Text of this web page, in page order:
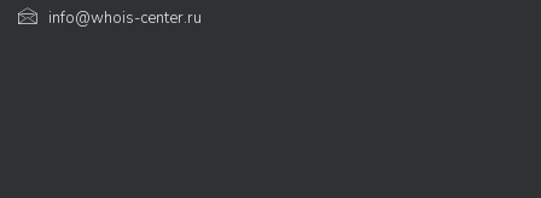
info@whois-center.ru